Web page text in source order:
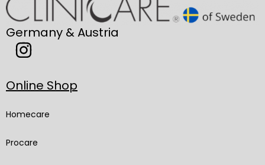
Germany & Austria
Online Shop
Homecare
Procare